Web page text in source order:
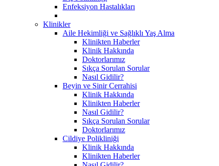
Enfeksiyon Hastalıkları
Klinikler
Aile Hekimliği ve Sağlıklı Yaş Alma
Klinikten Haberler
Klinik Hakkında
Doktorlarımız
Sıkça Sorulan Sorular
Nasıl Gidilir?
Beyin ve Sinir Cerrahisi
Klinik Hakkında
Klinikten Haberler
Nasıl Gidilir?
Sıkça Sorulan Sorular
Doktorlarımız
Cildiye Polikliniği
Klinik Hakkında
Klinikten Haberler